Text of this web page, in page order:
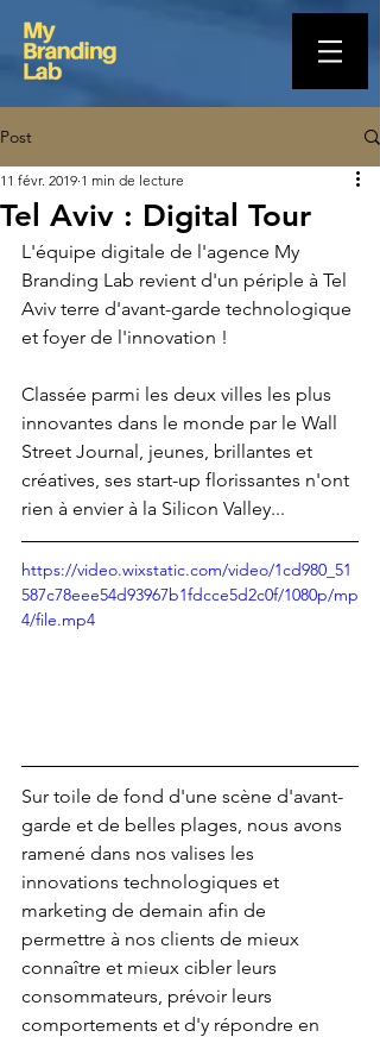
Post
Tel Aviv : Digital Tour
11 févr. 2019 1 min de lecture
L'équipe digitale de l'agence My
Branding Lab revient d'un périple à Tel
Aviv terre d'avant-garde technologique
et foyer de l'innovation !
Classée parmi les deux villes les plus
innovantes dans le monde par le Wall
Street Journal, jeunes, brillantes et
créatives, ses start-up florissantes n'ont
rien à envier à la Silicon Valley...
https://video.wixstatic.com/video/1cd980_51
587c78eee54d93967b1fdcce5d2c0f/1080p/mp
4/file.mp4
Sur toile de fond d'une scène d'avant-
garde et de belles plages, nous avons
ramené dans nos valises les
innovations technologiques et
marketing de demain afin de
permettre à nos clients de mieux
connaître et mieux cibler leurs
consommateurs, prévoir leurs
comportements et d'y répondre en